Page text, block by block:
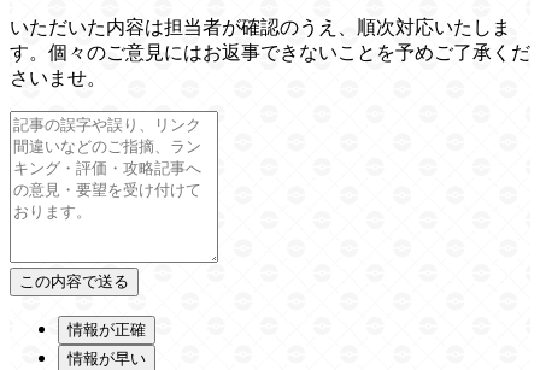
いただいた内容は担当者が確認のうえ、順次対応いたしま
す。個々のご意見にはお返事できないことを予めご了承くだ
さいませ。
情報が正確
情報が早い